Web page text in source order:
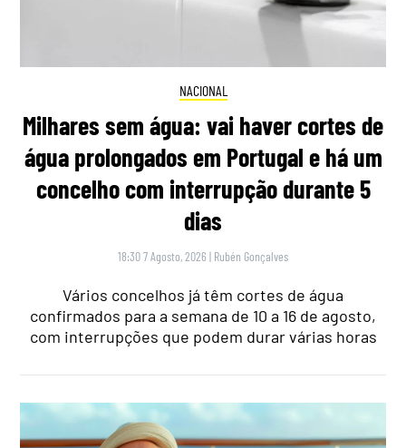
NACIONAL
Milhares sem água: vai haver cortes de
água prolongados em Portugal e há um
concelho com interrupção durante 5
dias
18:30 7 Agosto, 2026 | Rubén Gonçalves
Vários concelhos já têm cortes de água
confirmados para a semana de 10 a 16 de agosto,
com interrupções que podem durar várias horas